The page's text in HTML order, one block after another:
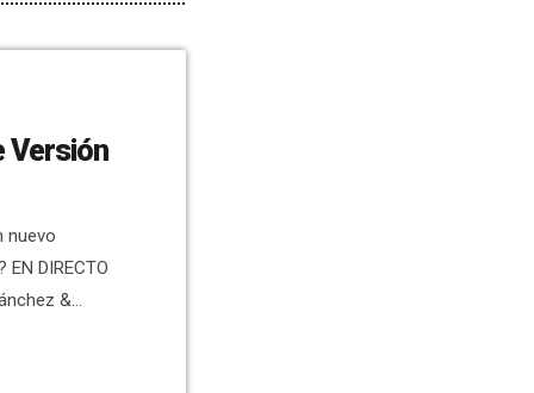
Versión
nuevo
DIRECTO
&
los